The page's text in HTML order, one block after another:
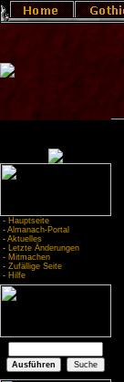
- Hauptseite
- Almanach-Portal
- Aktuelles
- Letzte Änderungen
- Mitmachen
- Zufällige Seite
- Hilfe